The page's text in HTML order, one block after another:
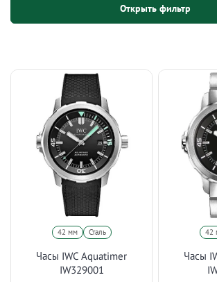
Открыть фильтр
42 мм Сталь
Часы IWC Aquatimer
IW329001
42
Часы